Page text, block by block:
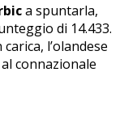
a spuntarla,
di 14.433.
l’olandese
connazionale